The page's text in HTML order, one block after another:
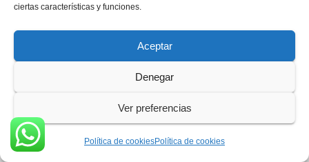
ciertas características y funciones.
Aceptar
Denegar
Ver preferencias
Política de cookiesPolítica de cookies
$1,424.8 millones destinada a…